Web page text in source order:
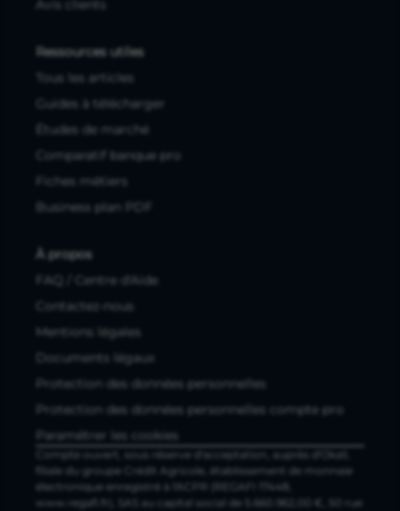
Avis clients
Ressources utiles
Tous les articles
Guides à télécharger
Études de marché
Comparatif banque pro
Fiches métiers
Business plan PDF
À propos
FAQ / Centre d'Aide
Contactez-nous
Mentions légales
Documents légaux
Protection des données personnelles
Protection des données personnelles compte pro
Paramétrer les cookies
Compte ouvert, sous réserve d'acceptation, auprès d'Okali,
filiale du groupe Crédit Agricole, établissement de monnaie
électronique enregistré à l'ACPR (REGAFI 17448,
www.regafi.fr), SAS au capital social de 5.660.962,00 €, 50 rue